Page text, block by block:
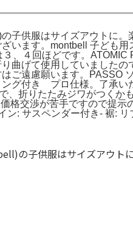
子供服はサイズアウトに
います。montbell 子ども
、４回ほどです。
曲げて使用していました
ご遠慮願います。PASSO
グ付き プロ仕様。了承
、折りたたみジワがつく
格交渉が苦手ですので提
: サスペンダー付き- 裾: